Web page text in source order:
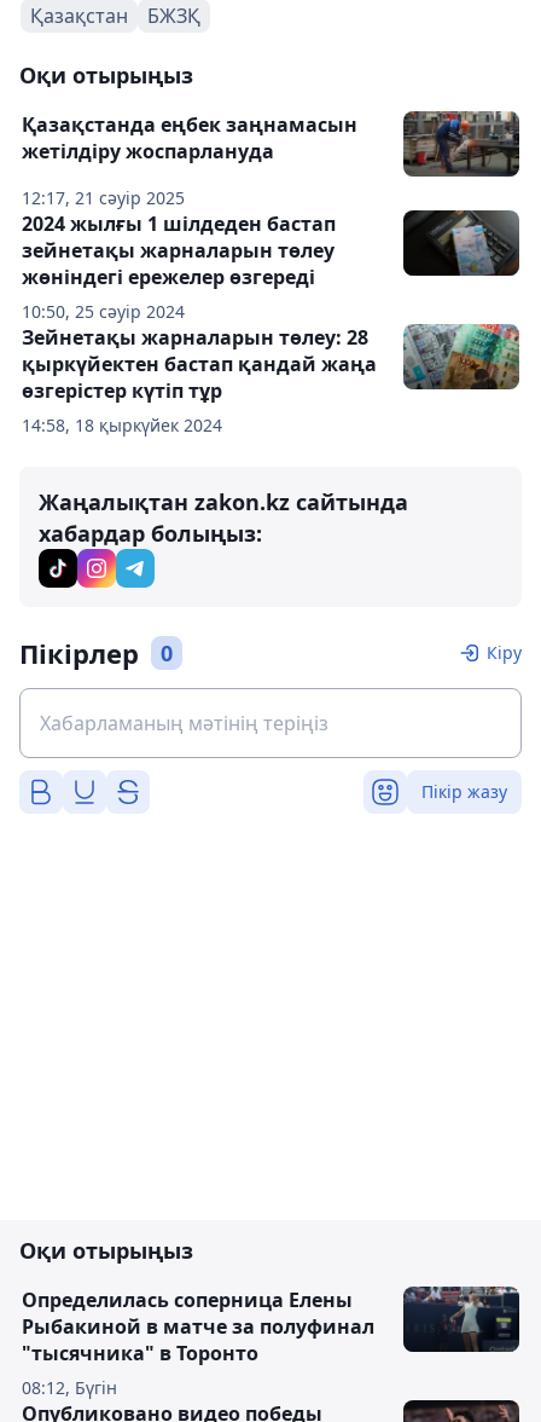
Қазақстан БЖЗҚ
Оқи отырыңыз
12:17, 21 сәуір 2025
Қазақстанда еңбек заңнамасын
жетілдіру жоспарлануда
10:50, 25 сәуір 2024
2024 жылғы 1 шілдеден бастап
зейнетақы жарналарын төлеу
жөніндегі ережелер өзгереді
14:58, 18 қыркүйек 2024
Зейнетақы жарналарын төлеу: 28
қыркүйектен бастап қандай жаңа
өзгерістер күтіп тұр
Жаңалықтан zakon.kz сайтында
хабардар болыңыз:
Пікірлер 0 Кіру
Пікір жазу
Оқи отырыңыз
08:12, Бүгін
Определилась соперница Елены
Рыбакиной в матче за полуфинал
"тысячника" в Торонто
Опубликовано видео победы